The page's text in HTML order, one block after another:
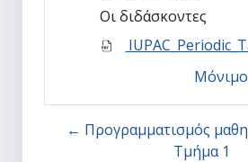
Οι διδάσκοντες
← Προγραμματισμός
Τμήμα 1